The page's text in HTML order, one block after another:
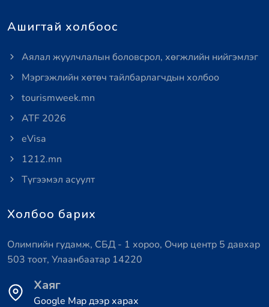
Ашигтай холбоос
Аялал жуулчлалын боловсрол, хөгжлийн нийгэмлэг
Мэргэжлийн хөтөч тайлбарлагчдын холбоо
tourismweek.mn
ATF 2026
eVisa
1212.mn
Түгээмэл асуулт
Холбоо барих
Олимпийн гудамж, СБД - 1 хороо, Очир центр 5 давхар
503 тоот, Улаанбаатар 14220
Хаяг
Google Map дээр харах